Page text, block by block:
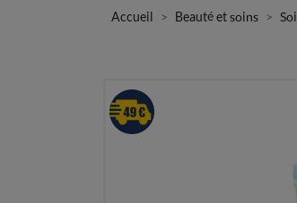
Accueil Beauté et soins